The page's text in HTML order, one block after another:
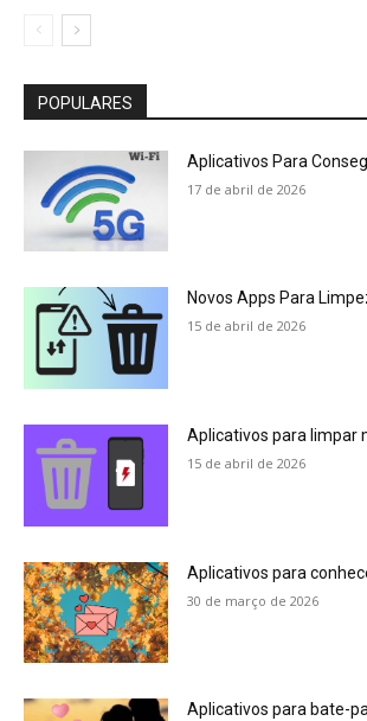
POPULARES
Aplicativos Para
17 de abril de 2026
Novos Apps Para
15 de abril de 2026
Aplicativos para limpar
15 de abril de 2026
Aplicativos para
30 de março de 2026
Aplicativos para bate-